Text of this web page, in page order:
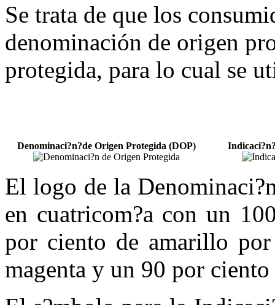
Se trata de que los
denominación de origen
protegida, para lo cual se
Denominaci?n?de Origen Protegida (DOP)
El logo de la
en cuatricom?a con un
por ciento de amarillo
magenta y un 90 por